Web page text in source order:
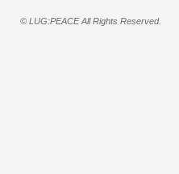
© LUG:PEACE All Rights Reserved.